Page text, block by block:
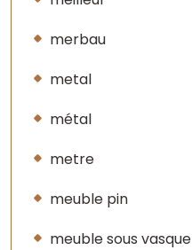
merbau
metal
métal
metre
meuble pin
meuble sous vasque